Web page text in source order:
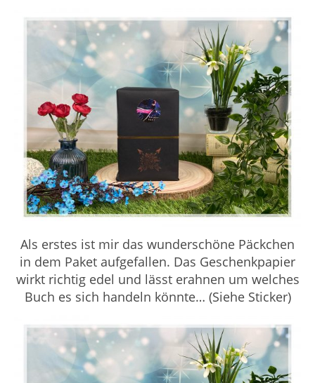
Als erstes ist mir das wunderschöne Päckchen
in dem Paket aufgefallen. Das Geschenkpapier
wirkt richtig edel und lässt erahnen um welches
Buch es sich handeln könnte… (Siehe Sticker)